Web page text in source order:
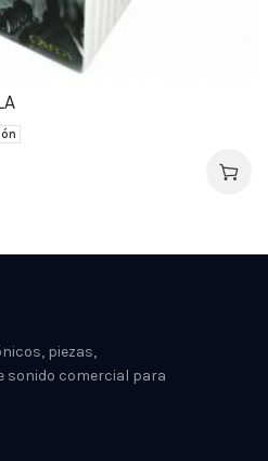
piezas,
sonido comercial para